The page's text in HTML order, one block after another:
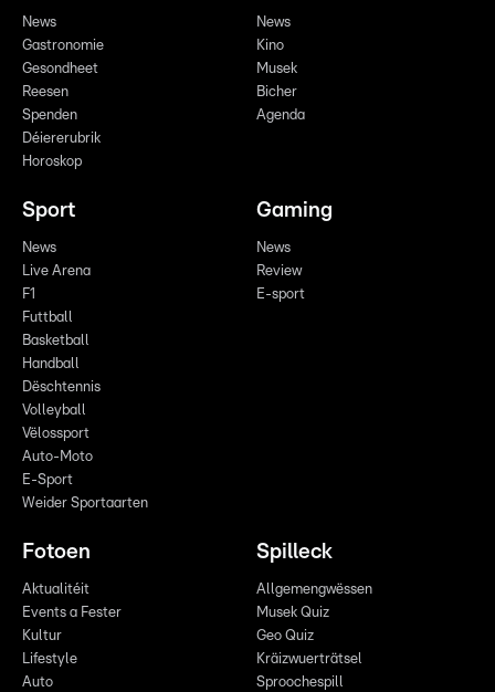
News
Gastronomie
Gesondheet
Reesen
Spenden
Déiererubrik
Horoskop
News
Kino
Musek
Bicher
Agenda
Sport
News
Live Arena
F1
Futtball
Basketball
Handball
Dëschtennis
Volleyball
Vëlossport
Auto-Moto
E-Sport
Weider Sportaarten
Gaming
News
Review
E-sport
Fotoen
Aktualitéit
Events a Fester
Kultur
Lifestyle
Auto
Spilleck
Allgemengwëssen
Musek Quiz
Geo Quiz
Kräizwuerträtsel
Sproochespill